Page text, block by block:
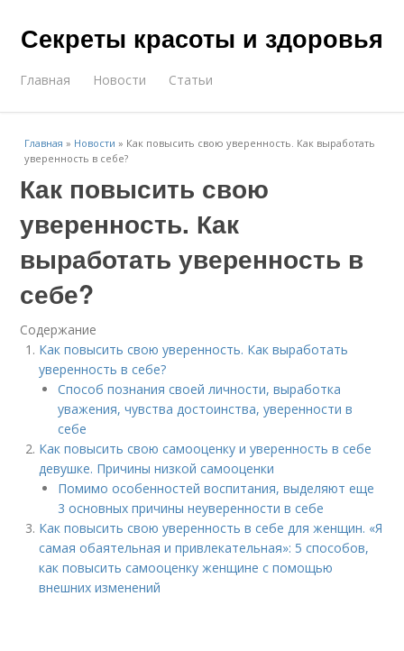
Секреты красоты и здоровья
Главная Новости Статьи
Главная » Новости » Как повысить свою уверенность. Как выработать
уверенность в себе?
Как повысить свою
уверенность. Как
выработать уверенность в
себе?
Содержание
Как повысить свою уверенность. Как выработать
уверенность в себе?
Способ познания своей личности, выработка
уважения, чувства достоинства, уверенности в
себе
Как повысить свою самооценку и уверенность в себе
девушке. Причины низкой самооценки
Помимо особенностей воспитания, выделяют еще
3 основных причины неуверенности в себе
Как повысить свою уверенность в себе для женщин. «Я
самая обаятельная и привлекательная»: 5 способов,
как повысить самооценку женщине с помощью
внешних изменений